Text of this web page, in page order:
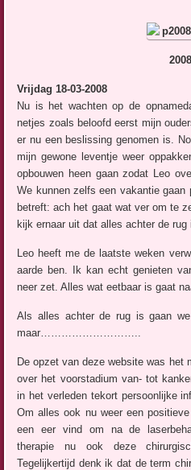
2008
Vrijdag 18-03-2008
Nu is het wachten op de
netjes zoals beloofd eerst mijn
er nu een beslissing genomen is.
mijn gewone leventje weer
opbouwen heen gaan zodat Leo
We kunnen zelfs een vakantie
betreft: ach het gaat wat ver om te
kijk ernaar uit dat alles achter de rug
Leo heeft me de laatste weken
aarde ben. Ik kan echt genieten
neer zet. Alles wat eetbaar is gaat
Als alles achter de rug is gaan
maar………………………..
De opzet van deze website was het
over het voorstadium van- tot
in het verleden tekort persoonlijke
Om alles ook nu weer een
een eer vind om na de
therapie nu ook deze
Tegelijkertijd denk ik dat de term